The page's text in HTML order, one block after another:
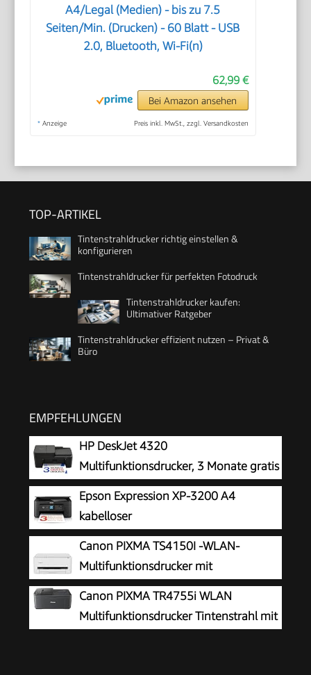
A4/Legal (Medien) - bis zu 7.5
Seiten/Min. (Drucken) - 60 Blatt - USB
2.0, Bluetooth, Wi-Fi(n)
62,99 €
Bei Amazon ansehen
* Anzeige Preis inkl. MwSt., zzgl. Versandkosten
TOP-ARTIKEL
Tintenstrahldrucker richtig einstellen &
konfigurieren
Tintenstrahldrucker für perfekten Fotodruck
Tintenstrahldrucker kaufen:
Ultimativer Ratgeber
Tintenstrahldrucker effizient nutzen – Privat &
Büro
EMPFEHLUNGEN
HP DeskJet 4320
Multifunktionsdrucker, 3 Monate gratis
drucken Instant Ink inklusive, Drucker,
Kopierer, Scanner, WLAN, Automatischer
Vorlageneinzug, Tinte: 308/308e
Epson Expression XP-3200 A4
kabelloser
Multifunktionstintenstrahldrucker
Canon PIXMA TS4150I -WLAN-
Multifunktionsdrucker mit
Papierkassette und Frontbedienung &
Duplexdruck | Kabelloses Drucken vom
Smartphone leicht gemacht PIXMA Print Plan
Canon PIXMA TR4755i WLAN
Multifunktionsdrucker Tintenstrahl mit